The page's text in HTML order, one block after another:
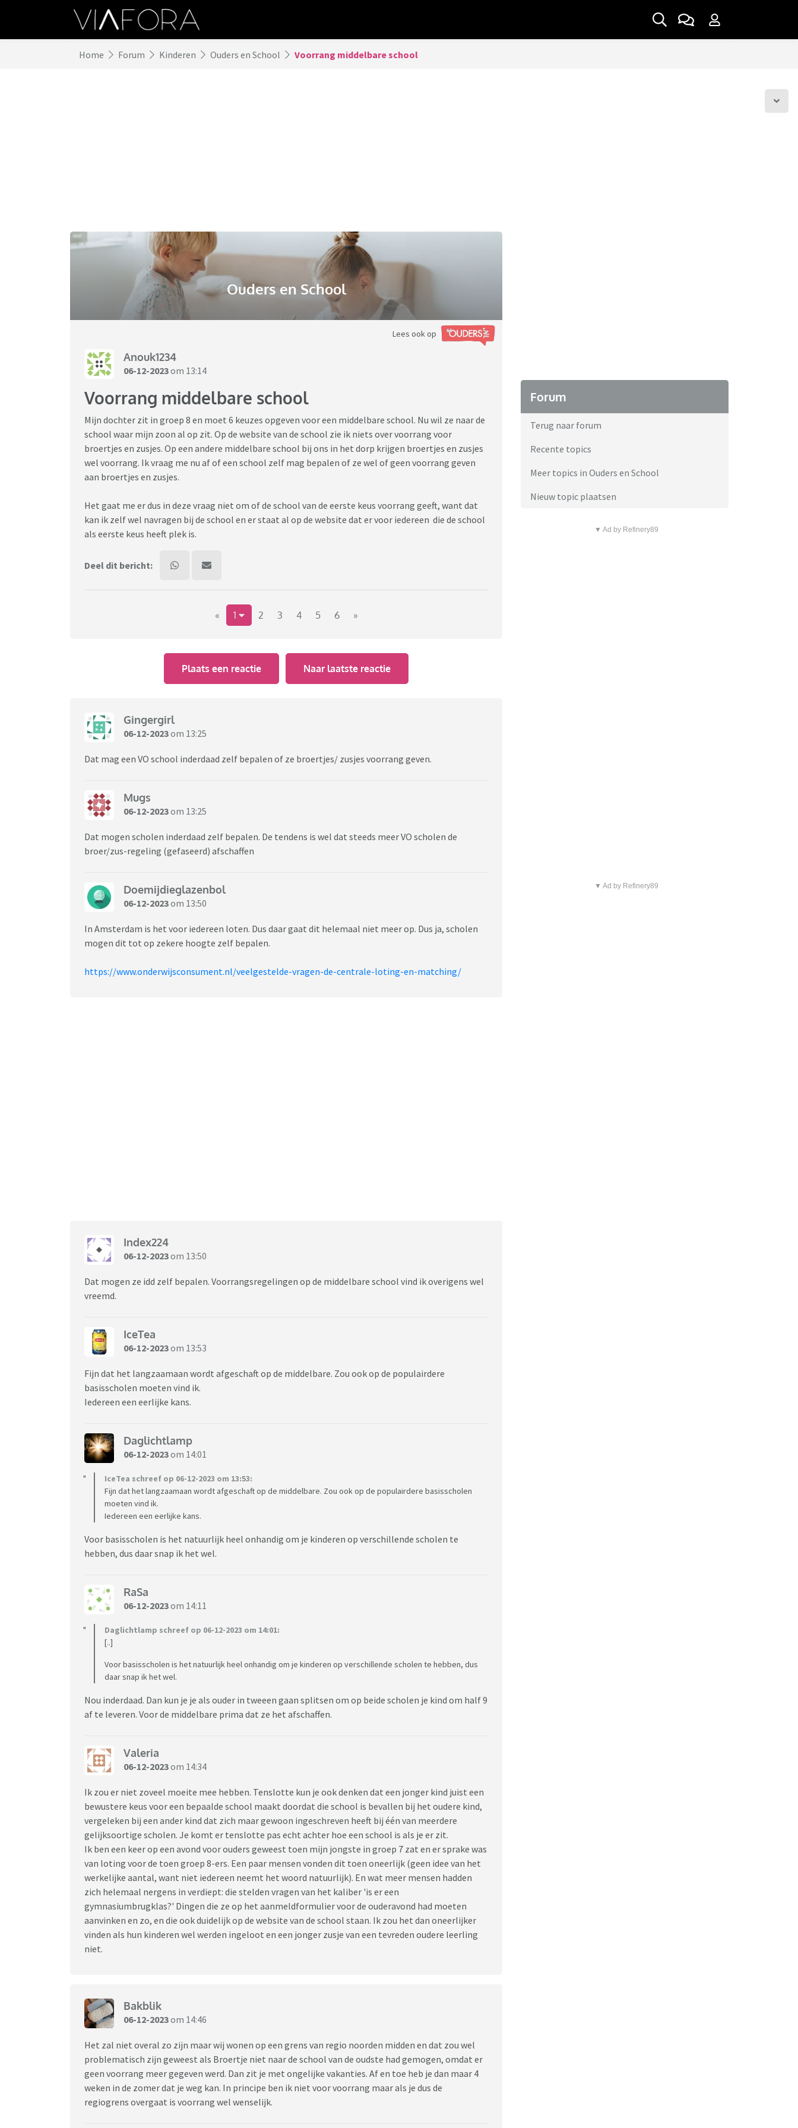
Home Forum Kinderen Ouders en School Voorrang middelbare school
Ouders en School
Lees ook op
Anouk1234
06-12-2023om 13:14
Voorrang middelbare school
Mijn dochter zit in groep 8 en moet 6 keuzes opgeven voor een middelbare school. Nu wil ze naar de
school waar mijn zoon al op zit. Op de website van de school zie ik niets over voorrang voor
broertjes en zusjes. Op een andere middelbare school bij ons in het dorp krijgen broertjes en zusjes
wel voorrang. Ik vraag me nu af of een school zelf mag bepalen of ze wel of geen voorrang geven
aan broertjes en zusjes.
Het gaat me er dus in deze vraag niet om of de school van de eerste keus voorrang geeft, want dat
kan ik zelf wel navragen bij de school en er staat al op de website dat er voor iedereen die de school
als eerste keus heeft plek is.
Deel dit bericht:
« 1 2 3 4 5 6 »
Plaats een reactie Naar laatste reactie
Gingergirl
06-12-2023om 13:25
Dat mag een VO school inderdaad zelf bepalen of ze broertjes/ zusjes voorrang geven.
Mugs
06-12-2023om 13:25
Dat mogen scholen inderdaad zelf bepalen. De tendens is wel dat steeds meer VO scholen de
broer/zus-regeling (gefaseerd) afschaffen
Doemijdieglazenbol
06-12-2023om 13:50
In Amsterdam is het voor iedereen loten. Dus daar gaat dit helemaal niet meer op. Dus ja, scholen
mogen dit tot op zekere hoogte zelf bepalen.
https://www.onderwijsconsument.nl/veelgestelde-vragen-de-centrale-loting-en-matching/
Index224
06-12-2023om 13:50
Dat mogen ze idd zelf bepalen. Voorrangsregelingen op de middelbare school vind ik overigens wel
vreemd.
IceTea
06-12-2023om 13:53
Fijn dat het langzaamaan wordt afgeschaft op de middelbare. Zou ook op de populairdere
basisscholen moeten vind ik.
Iedereen een eerlijke kans.
Daglichtlamp
06-12-2023om 14:01
IceTea schreef op 06-12-2023 om 13:53:
Fijn dat het langzaamaan wordt afgeschaft op de middelbare. Zou ook op de populairdere basisscholen
moeten vind ik.
Iedereen een eerlijke kans.
Voor basisscholen is het natuurlijk heel onhandig om je kinderen op verschillende scholen te
hebben, dus daar snap ik het wel.
RaSa
06-12-2023om 14:11
Daglichtlamp schreef op 06-12-2023 om 14:01:
[..]
Voor basisscholen is het natuurlijk heel onhandig om je kinderen op verschillende scholen te hebben, dus
daar snap ik het wel.
Nou inderdaad. Dan kun je je als ouder in tweeen gaan splitsen om op beide scholen je kind om half 9
af te leveren. Voor de middelbare prima dat ze het afschaffen.
Valeria
06-12-2023om 14:34
Ik zou er niet zoveel moeite mee hebben. Tenslotte kun je ook denken dat een jonger kind juist een
bewustere keus voor een bepaalde school maakt doordat die school is bevallen bij het oudere kind,
vergeleken bij een ander kind dat zich maar gewoon ingeschreven heeft bij één van meerdere
gelijksoortige scholen. Je komt er tenslotte pas echt achter hoe een school is als je er zit.
Ik ben een keer op een avond voor ouders geweest toen mijn jongste in groep 7 zat en er sprake was
van loting voor de toen groep 8-ers. Een paar mensen vonden dit toen oneerlijk (geen idee van het
werkelijke aantal, want niet iedereen neemt het woord natuurlijk). En wat meer mensen hadden
zich helemaal nergens in verdiept: die stelden vragen van het kaliber 'is er een
gymnasiumbrugklas?' Dingen die ze op het aanmeldformulier voor de ouderavond had moeten
aanvinken en zo, en die ook duidelijk op de website van de school staan. Ik zou het dan oneerlijker
vinden als hun kinderen wel werden ingeloot en een jonger zusje van een tevreden oudere leerling
niet.
Bakblik
06-12-2023om 14:46
Het zal niet overal zo zijn maar wij wonen op een grens van regio noorden midden en dat zou wel
problematisch zijn geweest als Broertje niet naar de school van de oudste had gemogen, omdat er
geen voorrang meer gegeven werd. Dan zit je met ongelijke vakanties. Af en toe heb je dan maar 4
weken in de zomer dat je weg kan. In principe ben ik niet voor voorrang maar als je dus de
regiogrens overgaat is voorrang wel wenselijk.
Forum
Terug naar forum
Recente topics
Meer topics in Ouders en School
Nieuw topic plaatsen
▼ Ad by Refinery89
▼ Ad by Refinery89